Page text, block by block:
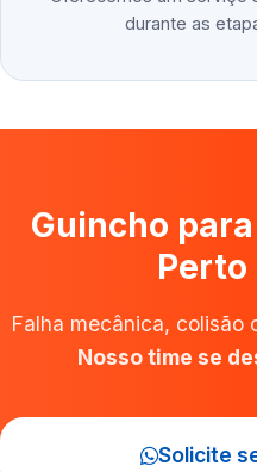
durante as
Guincho
Perto
Falha mecânica, colisão
Nosso time se
Solicite